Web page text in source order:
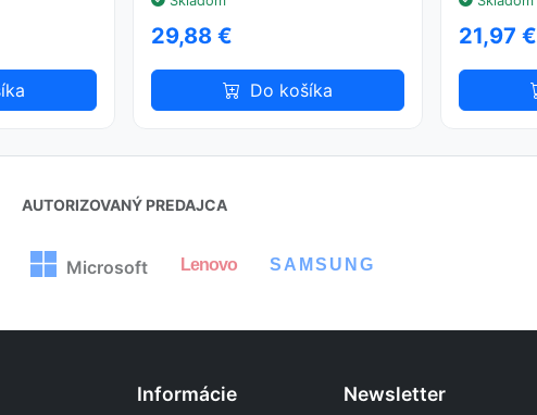
29,88 €
Do košíka
21,97 €
AUTORIZOVANÝ PREDAJCA
Microsoft Lenovo SAMSUNG
Informácie Newsletter